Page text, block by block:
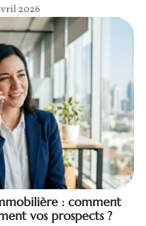
2026
: comment
vos prospects ?